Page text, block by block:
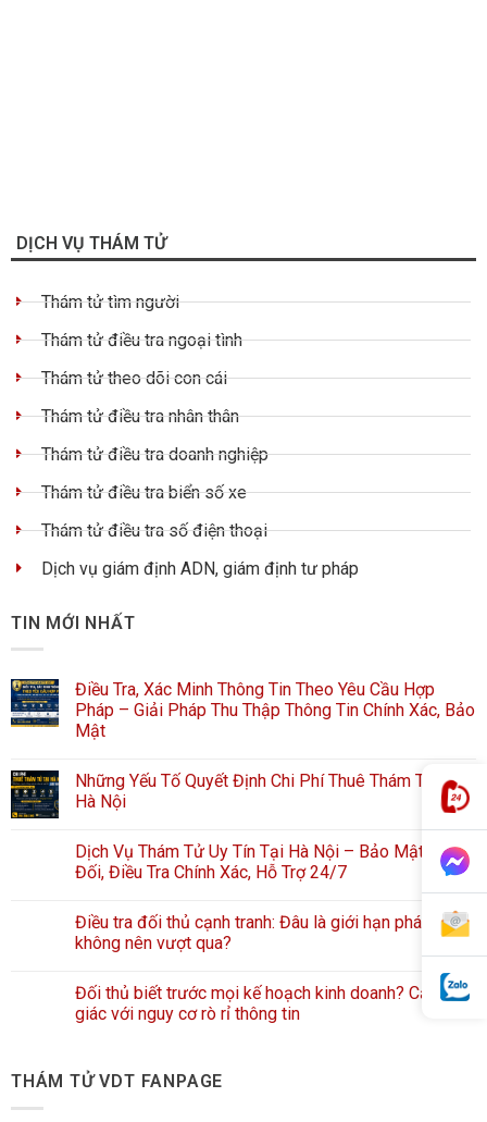
DỊCH VỤ THÁM TỬ
Thám tử tìm người
Thám tử điều tra ngoại tình
Thám tử theo dõi con cái
Thám tử điều tra nhân thân
Thám tử điều tra doanh nghiệp
Thám tử điều tra biển số xe
Thám tử điều tra số điện thoại
Dịch vụ giám định ADN, giám định tư pháp
TIN MỚI NHẤT
Điều Tra, Xác Minh Thông Tin Theo Yêu Cầu Hợp
Pháp – Giải Pháp Thu Thập Thông Tin Chính Xác, Bảo
Mật
Những Yếu Tố Quyết Định Chi Phí Thuê Thám Tử Tại
Hà Nội
Dịch Vụ Thám Tử Uy Tín Tại Hà Nội – Bảo Mật Tuyệt
Đối, Điều Tra Chính Xác, Hỗ Trợ 24/7
Điều tra đối thủ cạnh tranh: Đâu là giới hạn pháp lý
không nên vượt qua?
Đối thủ biết trước mọi kế hoạch kinh doanh? Cảnh
giác với nguy cơ rò rỉ thông tin
THÁM TỬ VDT FANPAGE